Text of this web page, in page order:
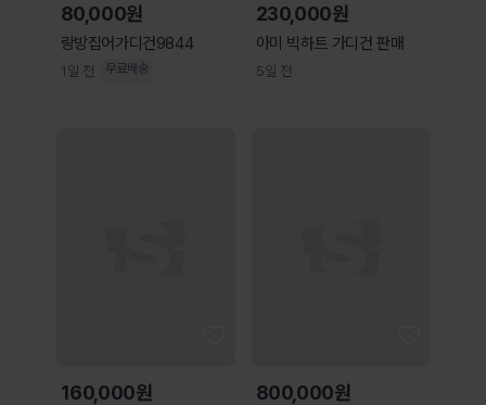
80,000원
랑방집어가디건9844
1일 전 무료배송
230,000원
아미 빅하트 가디건 판매
5일 전
160,000원 800,000원